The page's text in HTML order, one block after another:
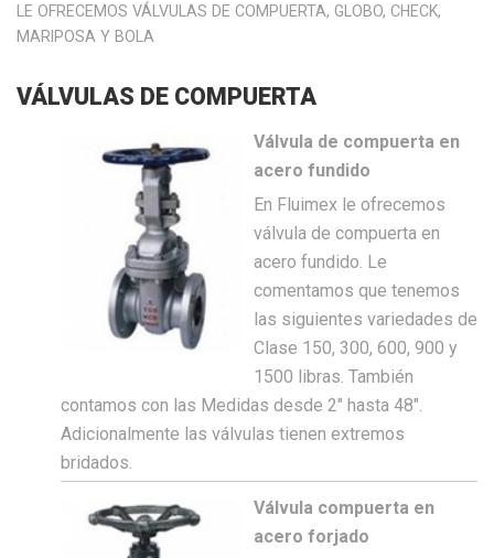
LE OFRECEMOS VÁLVULAS DE COMPUERTA, GLOBO, CHECK,
MARIPOSA Y BOLA
VÁLVULAS DE COMPUERTA
Válvula de compuerta en
acero fundido
En Fluimex le ofrecemos
válvula de compuerta en
acero fundido. Le
comentamos que tenemos
las siguientes variedades de
Clase 150, 300, 600, 900 y
1500 libras. También
contamos con las Medidas desde 2″ hasta 48″.
Adicionalmente las válvulas tienen extremos
bridados.
Válvula compuerta en
acero forjado